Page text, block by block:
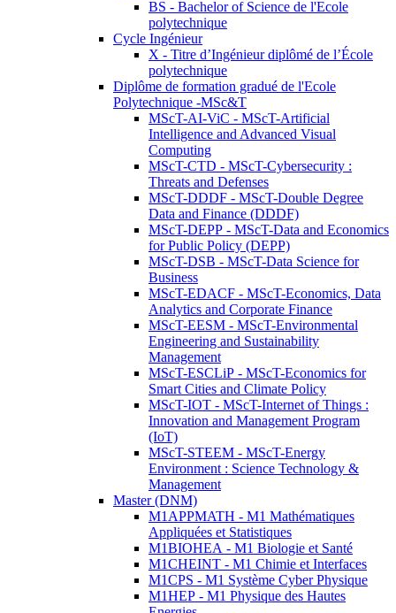
BS - Bachelor of Science de l'Ecole
polytechnique
Cycle Ingénieur
X - Titre d’Ingénieur diplômé de l’École
polytechnique
Diplôme de formation gradué de l'Ecole
Polytechnique -MSc&T
MScT-AI-ViC - MScT-Artificial
Intelligence and Advanced Visual
Computing
MScT-CTD - MScT-Cybersecurity :
Threats and Defenses
MScT-DDDF - MScT-Double Degree
Data and Finance (DDDF)
MScT-DEPP - MScT-Data and Economics
for Public Policy (DEPP)
MScT-DSB - MScT-Data Science for
Business
MScT-EDACF - MScT-Economics, Data
Analytics and Corporate Finance
MScT-EESM - MScT-Environmental
Engineering and Sustainability
Management
MScT-ESCLiP - MScT-Economics for
Smart Cities and Climate Policy
MScT-IOT - MScT-Internet of Things :
Innovation and Management Program
(IoT)
MScT-STEEM - MScT-Energy
Environment : Science Technology &
Management
Master (DNM)
M1APPMATH - M1 Mathématiques
Appliquées et Statistiques
M1BIOHEA - M1 Biologie et Santé
M1CHEINT - M1 Chimie et Interfaces
M1CPS - M1 Système Cyber Physique
M1HEP - M1 Physique des Hautes